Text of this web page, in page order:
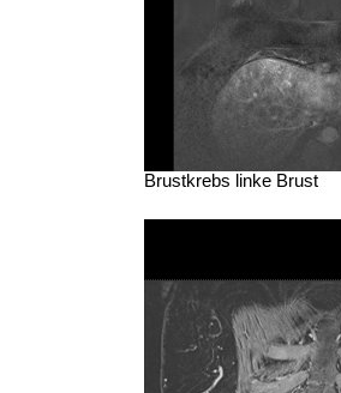
Brustkrebs linke Brust